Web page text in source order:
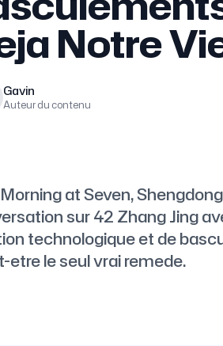
Notre
Gavin
Auteur du contenu
at Seven, Shengdong
sur 42 Zhang Jing
technologique et de
etre le seul vrai remede.